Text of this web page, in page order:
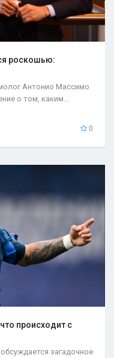
роскошью:
Антонио Массимо
о том, каким...
0
происходит с
загадочное